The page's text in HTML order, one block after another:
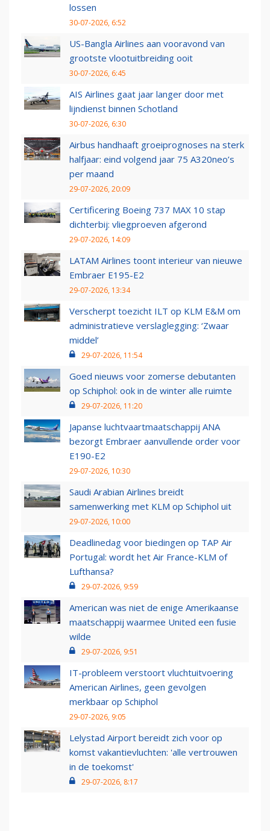
lossen
30-07-2026, 6:52
US-Bangla Airlines aan vooravond van
grootste vlootuitbreiding ooit
30-07-2026, 6:45
AIS Airlines gaat jaar langer door met
lijndienst binnen Schotland
30-07-2026, 6:30
Airbus handhaaft groeiprognoses na sterk
halfjaar: eind volgend jaar 75 A320neo’s
per maand
29-07-2026, 20:09
Certificering Boeing 737 MAX 10 stap
dichterbij: vliegproeven afgerond
29-07-2026, 14:09
LATAM Airlines toont interieur van nieuwe
Embraer E195-E2
29-07-2026, 13:34
Verscherpt toezicht ILT op KLM E&M om
administratieve verslaglegging: ‘Zwaar
middel’
29-07-2026, 11:54
Goed nieuws voor zomerse debutanten
op Schiphol: ook in de winter alle ruimte
29-07-2026, 11:20
Japanse luchtvaartmaatschappij ANA
bezorgt Embraer aanvullende order voor
E190-E2
29-07-2026, 10:30
Saudi Arabian Airlines breidt
samenwerking met KLM op Schiphol uit
29-07-2026, 10:00
Deadlinedag voor biedingen op TAP Air
Portugal: wordt het Air France-KLM of
Lufthansa?
29-07-2026, 9:59
American was niet de enige Amerikaanse
maatschappij waarmee United een fusie
wilde
29-07-2026, 9:51
IT-probleem verstoort vluchtuitvoering
American Airlines, geen gevolgen
merkbaar op Schiphol
29-07-2026, 9:05
Lelystad Airport bereidt zich voor op
komst vakantievluchten: 'alle vertrouwen
in de toekomst'
29-07-2026, 8:17